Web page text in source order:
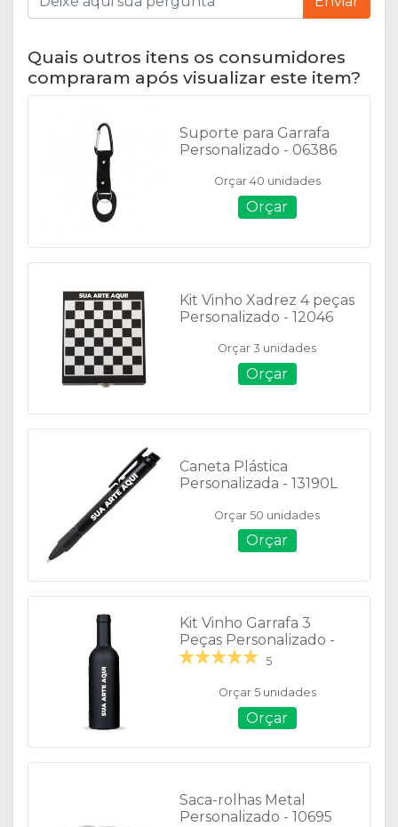
Quais outros itens os consumidores
compraram após visualizar este item?
Suporte para Garrafa
Personalizado - 06386
Orçar 40 unidades
Orçar
Kit Vinho Xadrez 4 peças
Personalizado - 12046
Orçar 3 unidades
Orçar
Caneta Plástica
Personalizada - 13190L
Orçar 50 unidades
Orçar
Kit Vinho Garrafa 3
Peças Personalizado -
11871
5
Orçar 5 unidades
Orçar
Saca-rolhas Metal
Personalizado - 10695